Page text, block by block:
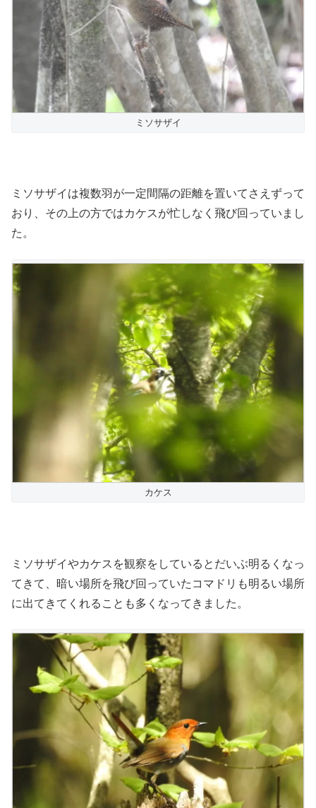
ミソサザイ
ミソサザイは複数羽が一定間隔の距離を置いてさえずって
おり、その上の方ではカケスが忙しなく飛び回っていまし
た。
カケス
ミソサザイやカケスを観察をしているとだいぶ明るくなっ
てきて、暗い場所を飛び回っていたコマドリも明るい場所
に出てきてくれることも多くなってきました。